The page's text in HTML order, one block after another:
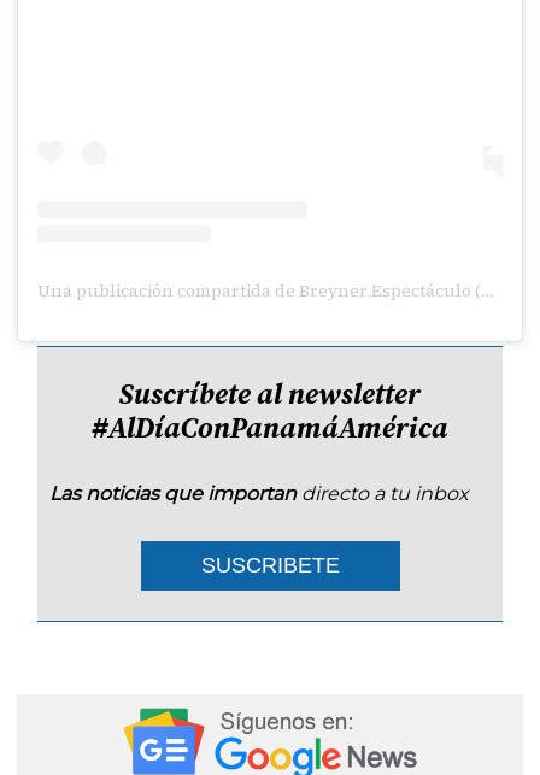
Una publicación compartida de Breyner Espectáculo (@breyner.espectaculo)
Suscríbete al newsletter
#AlDíaConPanamáAmérica
Las noticias que importan directo a tu inbox
SUSCRIBETE